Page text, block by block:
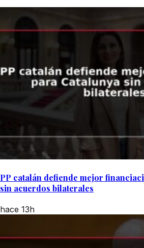
PP catalán defiende mejor
sin acuerdos bilaterales
hace 13h